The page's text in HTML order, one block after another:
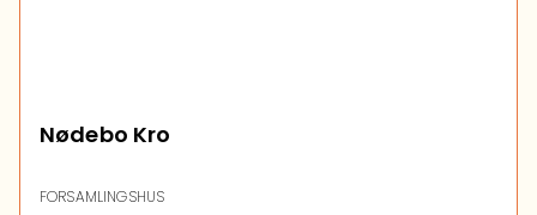
Nødebo Kro
FORSAMLINGSHUS